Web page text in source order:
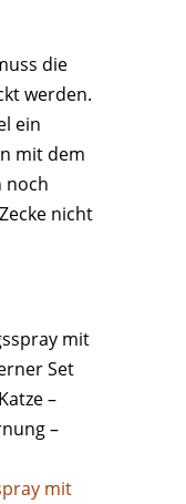
die
werden.
ein
mit dem
noch
nicht
mit